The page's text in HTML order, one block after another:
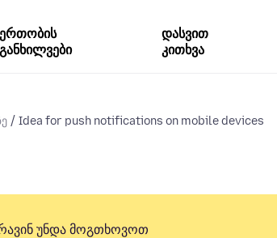
ერთობის
განხილვები
დასვით
კითხვა
Idea for push notifications on mobile devices
უნდა მოგთხოვოთ